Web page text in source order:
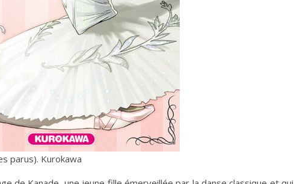
parus). Kurokawa